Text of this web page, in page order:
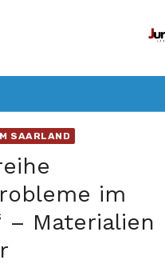
SAARLAND
im
– Materialien